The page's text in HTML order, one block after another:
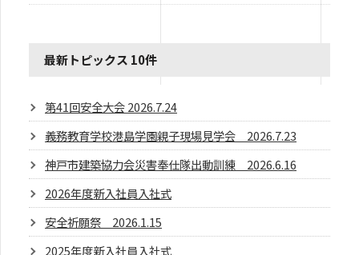
最新トピックス 10件
第41回安全大会 2026.7.24
義務教育学校港島学園親子現場見学会 2026.7.23
神戸市建築協力会災害奉仕隊出動訓練 2026.6.16
2026年度新入社員入社式
安全祈願祭 2026.1.15
2025年度新入社員入社式